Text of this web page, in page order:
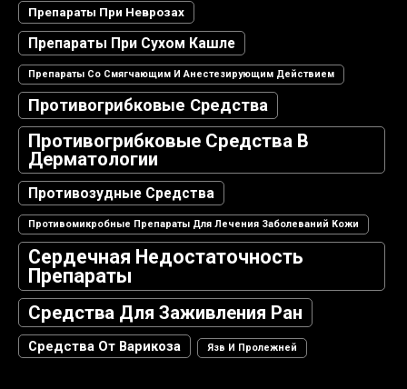
Препараты При Неврозах
Препараты При Сухом Кашле
Препараты Со Смягчающим И Анестезирующим Действием
Противогрибковые Средства
Противогрибковые Средства В
Дерматологии
Противозудные Средства
Противомикробные Препараты Для Лечения Заболеваний Кожи
Сердечная Недостаточность
Препараты
Средства Для Заживления Ран
Средства От Варикоза Язв И Пролежней